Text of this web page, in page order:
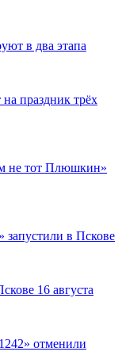
в два этапа
праздник трёх
не тот Плюшкин»
в Пскове
16 августа
отменили